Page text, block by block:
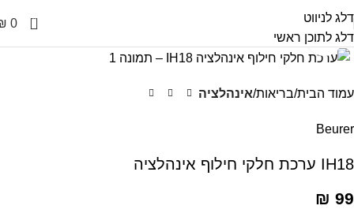
דלג לניווט
דלג לתוכן ראשי
0
0
לחץ על התמונה להגדלה
עמוד הבית בריאות אינהלציה
Beurer
IH18 ערכת חלקי חילוף אינהלציה
₪ 99